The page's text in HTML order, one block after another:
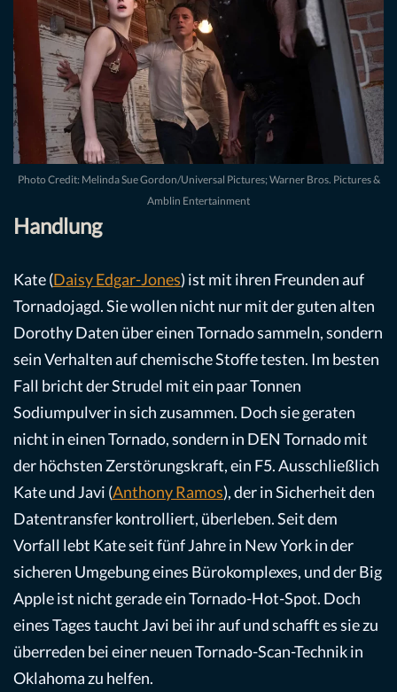
Photo Credit: Melinda Sue Gordon/Universal Pictures; Warner Bros. Pictures &
Amblin Entertainment
Handlung
Kate (Daisy Edgar-Jones) ist mit ihren Freunden auf
Tornadojagd. Sie wollen nicht nur mit der guten alten
Dorothy Daten über einen Tornado sammeln, sondern
sein Verhalten auf chemische Stoffe testen. Im besten
Fall bricht der Strudel mit ein paar Tonnen
Sodiumpulver in sich zusammen. Doch sie geraten
nicht in einen Tornado, sondern in DEN Tornado mit
der höchsten Zerstörungskraft, ein F5. Ausschließlich
Kate und Javi (Anthony Ramos), der in Sicherheit den
Datentransfer kontrolliert, überleben. Seit dem
Vorfall lebt Kate seit fünf Jahre in New York in der
sicheren Umgebung eines Bürokomplexes, und der Big
Apple ist nicht gerade ein Tornado-Hot-Spot. Doch
eines Tages taucht Javi bei ihr auf und schafft es sie zu
überreden bei einer neuen Tornado-Scan-Technik in
Oklahoma zu helfen.